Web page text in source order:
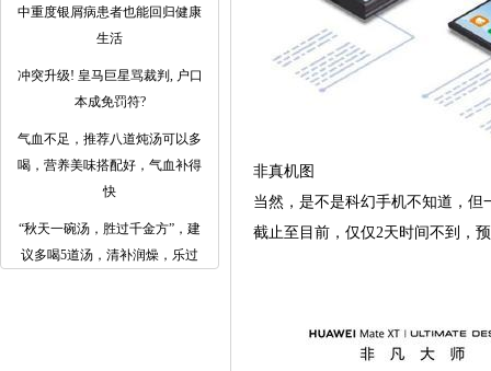
中重度银屑病患者也能回归健康
生活
冲突升级! 皇马巨星骂裁判, 户口
本成免罚符?
气血不足，推荐八道炖汤可以多
喝，营养美味搭配好，气血补得
快
​“秋天一碗汤，胜过千金方”，建
议多喝5道汤，清补润燥，乐过
非真机图
当然，是不是科幻手机不知道，
截止至目前，仅仅2天时间不到，